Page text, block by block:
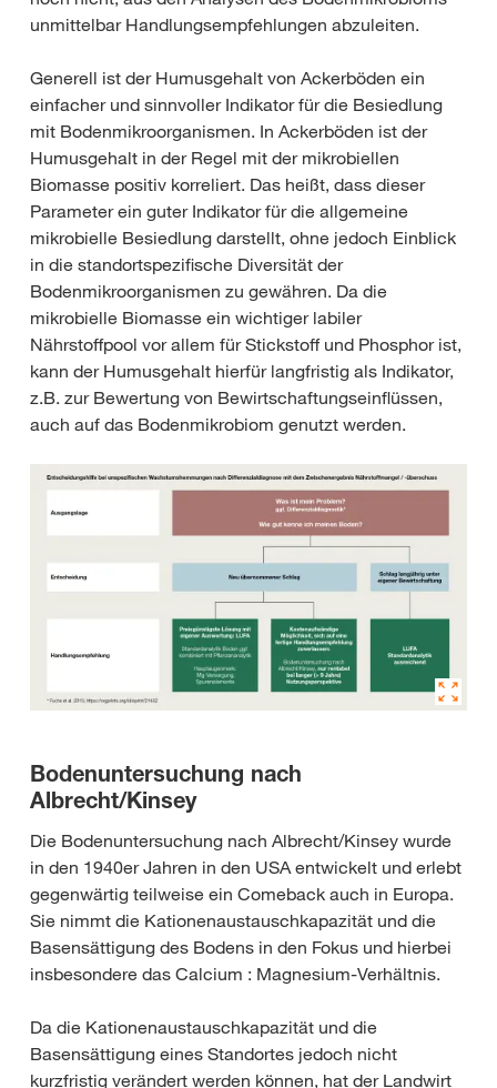
unmittelbar Handlungsempfehlungen abzuleiten.
Generell ist der Humusgehalt von Ackerböden ein
einfacher und sinnvoller Indikator für die Besiedlung
mit Bodenmikroorganismen. In Ackerböden ist der
Humusgehalt in der Regel mit der mikrobiellen
Biomasse positiv korreliert. Das heißt, dass dieser
Parameter ein guter Indikator für die allgemeine
mikrobielle Besiedlung darstellt, ohne jedoch Einblick
in die standortspezifische Diversität der
Bodenmikroorganismen zu gewähren. Da die
mikrobielle Biomasse ein wichtiger labiler
Nährstoffpool vor allem für Stickstoff und Phosphor ist,
kann der Humusgehalt hierfür langfristig als Indikator,
z.B. zur Bewertung von Bewirtschaftungseinflüssen,
auch auf das Bodenmikrobiom genutzt werden.
Bodenuntersuchung nach
Albrecht/Kinsey
Die Bodenuntersuchung nach Albrecht/Kinsey wurde
in den 1940er Jahren in den USA entwickelt und erlebt
gegenwärtig teilweise ein Comeback auch in Europa.
Sie nimmt die Kationenaustauschkapazität und die
Basensättigung des Bodens in den Fokus und hierbei
insbesondere das Calcium : Magnesium-Verhältnis.
Da die Kationenaustauschkapazität und die
Basensättigung eines Standortes jedoch nicht
kurzfristig verändert werden können, hat der Landwirt